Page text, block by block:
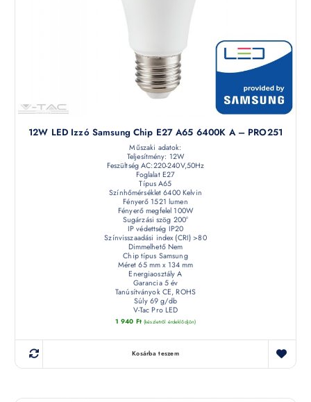
12W LED Izzó Samsung Chip E27 A65 6400K A – PRO251
Műszaki adatok:
Teljesítmény: 12W
Feszültség AC:220-240V,50Hz
Foglalat E27
Típus A65
Színhőmérséklet 6400 Kelvin
Fényerő 1521 lumen
Fényerő megfelel 100W
Sugárzási szög 200°
IP védettség IP20
Színvisszaadási index (CRI) >80
Dimmelhető Nem
Chip típus Samsung
Méret 65 mm x 134 mm
Energiaosztály A
Garancia 5 év
Tanúsítványok CE, ROHS
Súly 69 g/db
V-Tac Pro LED
1 940 Ft (készletről érdeklődjön)
Kosárba teszem